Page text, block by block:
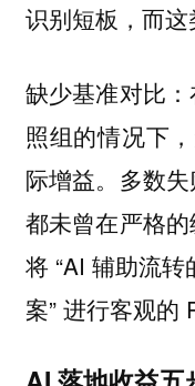
识别短板，而这
缺少基准对比
照组的情况下
际增益。多数
都未曾在严格
将 “AI 辅助流转
案” 进行客观的